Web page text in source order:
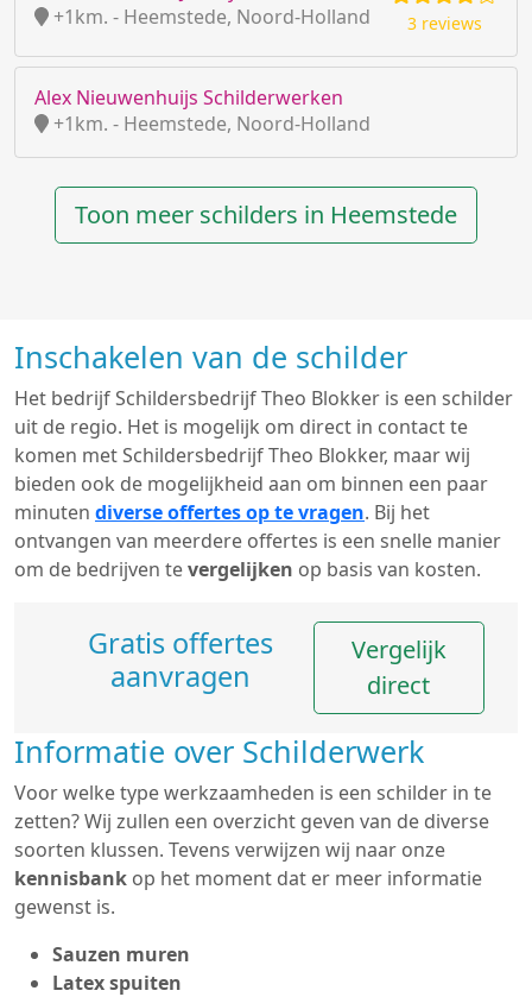
+1km. - Heemstede, Noord-Holland
3 reviews
Alex Nieuwenhuijs Schilderwerken
+1km. - Heemstede, Noord-Holland
Toon meer schilders in Heemstede
Inschakelen van de schilder
Het bedrijf Schildersbedrijf Theo Blokker is een schilder
uit de regio. Het is mogelijk om direct in contact te
komen met Schildersbedrijf Theo Blokker, maar wij
bieden ook de mogelijkheid aan om binnen een paar
minuten diverse offertes op te vragen. Bij het
ontvangen van meerdere offertes is een snelle manier
om de bedrijven tevergelijken op basis van kosten.
Gratis offertes
aanvragen
Vergelijk
direct
Informatie over Schilderwerk
Voor welke type werkzaamheden is een schilder in te
zetten? Wij zullen een overzicht geven van de diverse
soorten klussen. Tevens verwijzen wij naar onze
kennisbank op het moment dat er meer informatie
gewenst is.
Sauzen muren
Latex spuiten